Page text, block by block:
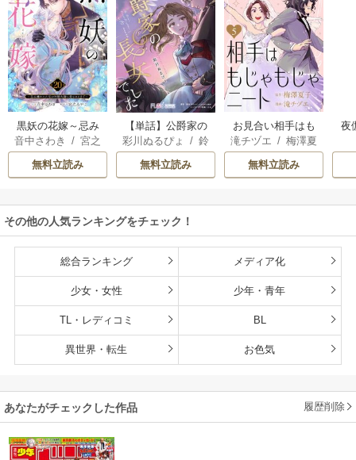
黒妖の花嫁～忌み
嫌われた私が冷酷
大尉に愛されるま
で～
音中さわき /宮之
みやこ
無料立読み
【単話】公爵家の
長女でした
彩川ぬるぴょ /鈴
音さや/
無料立読み
お見合い相手はも
じゃもじゃニート
滝チヅエ /梅澤夏
子（エブリスタ）
無料立読み
夜
その他の人気ランキングをチェック！
総合ランキング メディア化
少女・女性 少年・青年
TL・レディコミ BL
異世界・転生 お色気
あなたがチェックした作品 履歴削除